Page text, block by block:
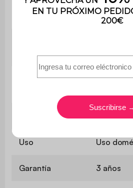
Profundidad del
asiento
59 cm
Peso máximo
Uso Uso
Garantía 3 años